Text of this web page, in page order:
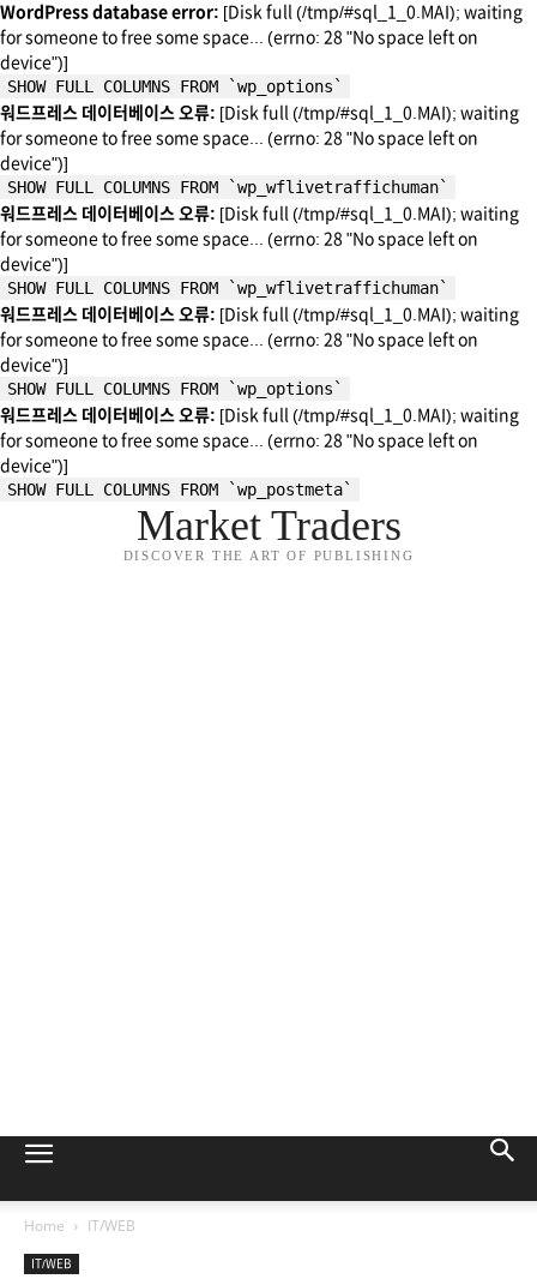
WordPress database error: [Disk full (/tmp/#sql_1_0.MAI); waiting
for someone to free some space... (errno: 28 "No space left on
device")]
SHOW FULL COLUMNS FROM `wp_options`
워드프레스 데이터베이스 오류: [Disk full (/tmp/#sql_1_0.MAI); waiting
for someone to free some space... (errno: 28 "No space left on
device")]
SHOW FULL COLUMNS FROM `wp_wflivetraffichuman`
워드프레스 데이터베이스 오류: [Disk full (/tmp/#sql_1_0.MAI); waiting
for someone to free some space... (errno: 28 "No space left on
device")]
SHOW FULL COLUMNS FROM `wp_wflivetraffichuman`
워드프레스 데이터베이스 오류: [Disk full (/tmp/#sql_1_0.MAI); waiting
for someone to free some space... (errno: 28 "No space left on
device")]
SHOW FULL COLUMNS FROM `wp_options`
워드프레스 데이터베이스 오류: [Disk full (/tmp/#sql_1_0.MAI); waiting
for someone to free some space... (errno: 28 "No space left on
device")]
SHOW FULL COLUMNS FROM `wp_postmeta`
Market Traders
DISCOVER THE ART OF PUBLISHING
Home IT/WEB
IT/WEB